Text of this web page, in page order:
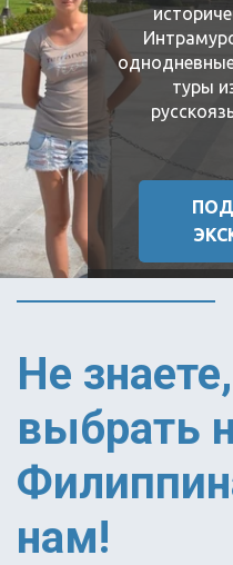
туры
Экскурсии на
способ
известный
Филиппин.
Не
выбрать
нам!